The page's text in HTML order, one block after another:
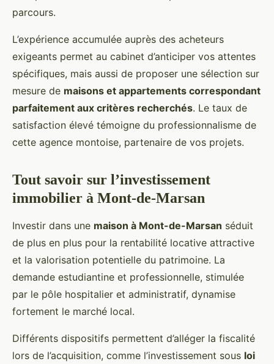
parcours.
L’expérience accumulée auprès des acheteurs
exigeants permet au cabinet d’anticiper vos attentes
spécifiques, mais aussi de proposer une sélection sur
mesure de maisons et appartements correspondant
parfaitement aux critères recherchés. Le taux de
satisfaction élevé témoigne du professionnalisme de
cette agence montoise, partenaire de vos projets.
Tout savoir sur l’investissement
immobilier à Mont-de-Marsan
Investir dans une maison à Mont-de-Marsan séduit
de plus en plus pour la rentabilité locative attractive
et la valorisation potentielle du patrimoine. La
demande estudiantine et professionnelle, stimulée
par le pôle hospitalier et administratif, dynamise
fortement le marché local.
Différents dispositifs permettent d’alléger la fiscalité
lors de l’acquisition, comme l’investissement sous loi